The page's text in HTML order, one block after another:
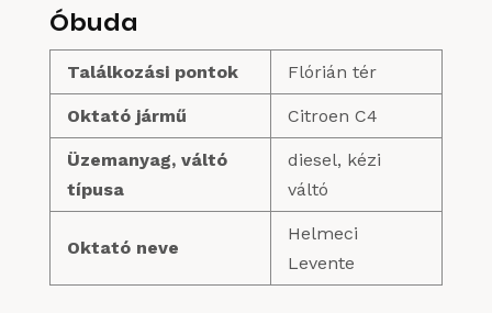
Óbuda
Találkozási pontok Flórián tér
Oktató jármű Citroen C4
Üzemanyag, váltó
típusa
diesel, kézi
váltó
Oktató neve
Helmeci
Levente